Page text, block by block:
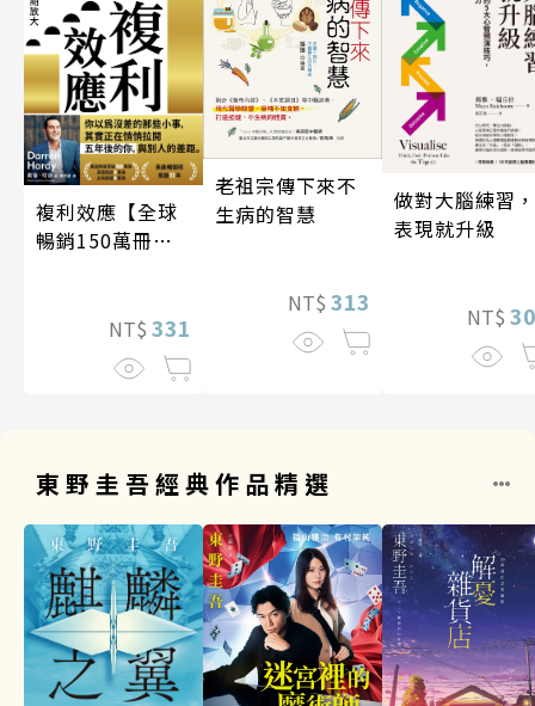
複利效應【全球
暢銷150萬冊・
NT$ 331
老祖宗傳下來不
生病的智慧
NT$ 313
做對大腦練習，
表現就升級
NT$
東野圭吾經典作品精選